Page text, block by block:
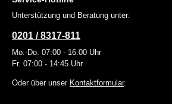
Unterstützung und Beratung unter:
0201 / 8317-811
Mo.-Do. 07:00 - 16:00 Uhr
Fr. 07:00 - 14:45 Uhr
Oder über unser Kontaktformular.